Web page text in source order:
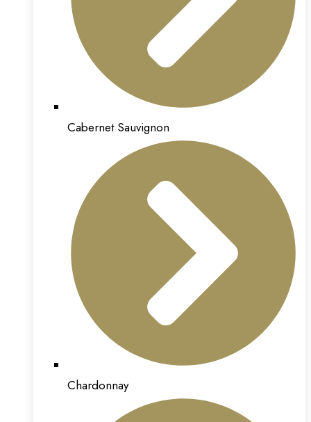
Cabernet Sauvignon
Chardonnay